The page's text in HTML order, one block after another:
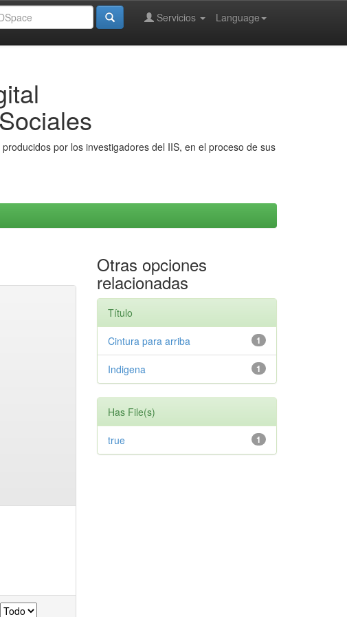
Language
Servicios
por los investigadores del IIS, en el proceso de sus
Otras opciones
relacionadas
Título
1
Cintura para arriba
1
Indigena
Has File(s)
1
true